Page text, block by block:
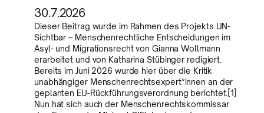
30.7.2026
Dieser Beitrag wurde im Rahmen des Projekts UN-
Sichtbar – Menschenrechtliche Entscheidungen im
Asyl- und Migrationsrecht von Gianna Wollmann
erarbeitet und von Katharina Stübinger redigiert.
Bereits im Juni 2026 wurde hier über die Kritik
unabhängiger Menschenrechtsexpert*innen an der
geplanten EU-Rückführungsverordnung berichtet.[1]
Nun hat sich auch der Menschenrechtskommissar